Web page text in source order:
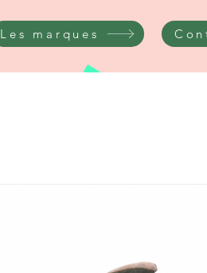
Les marques